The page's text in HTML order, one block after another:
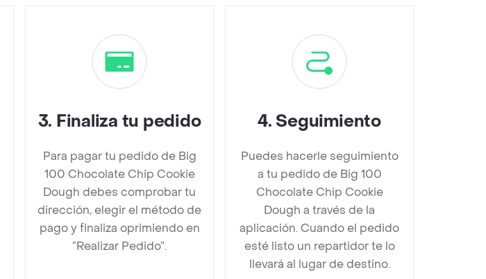
3. Finaliza tu pedido
Para pagar tu pedido de Big
100 Chocolate Chip Cookie
Dough debes comprobar tu
dirección, elegir el método de
pago y finaliza oprimiendo en
“Realizar Pedido”.
4. Seguimiento
Puedes hacerle seguimiento
a tu pedido de Big 100
Chocolate Chip Cookie
Dough a través de la
aplicación. Cuando el pedido
esté listo un repartidor te lo
llevará al lugar de destino.